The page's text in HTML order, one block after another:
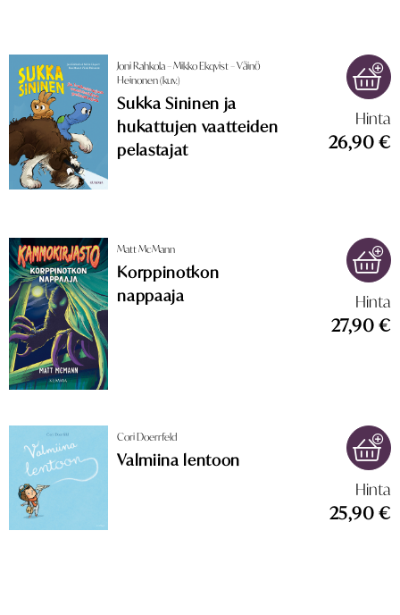
Hinta
26,90 €
Joni Rahkola – Mikko Ekqvist – Väinö
Heinonen (kuv.)
Sukka Sininen ja
hukattujen vaatteiden
pelastajat
Hinta
27,90 €
Matt McMann
Korppinotkon
nappaaja
Hinta
25,90 €
Cori Doerrfeld
Valmiina lentoon